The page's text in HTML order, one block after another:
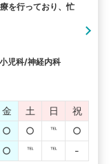
を行っており、忙
児科/神経内科
金 土 日
祝
○ ○ ℡
○
○ ℡ ℡ -